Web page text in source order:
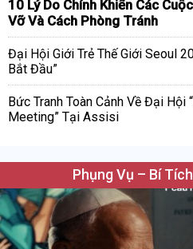
10 Lý Do Chính Khiến Các
Vỡ Và Cách Phòng Tránh
Đại Hội Giới Trẻ Thế Giới Seoul
Bắt Đầu”
Bức Tranh Toàn Cảnh Về Đại Hội
Meeting” Tại Assisi
Phụng Vụ – Bí